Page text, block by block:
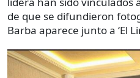
de que se difundieron
Barba aparece junto a ‘El